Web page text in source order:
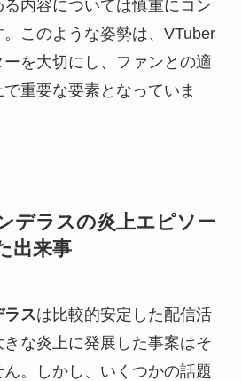
内容については慎重にコン
。このような姿勢は、VTuber
を大切にし、ファンとの適
重要な要素となっていま
デラスの炎上エピソー
出来事
ラスは比較的安定した配信活
な炎上に発展した事案はそ
。しかし、いくつかの話題